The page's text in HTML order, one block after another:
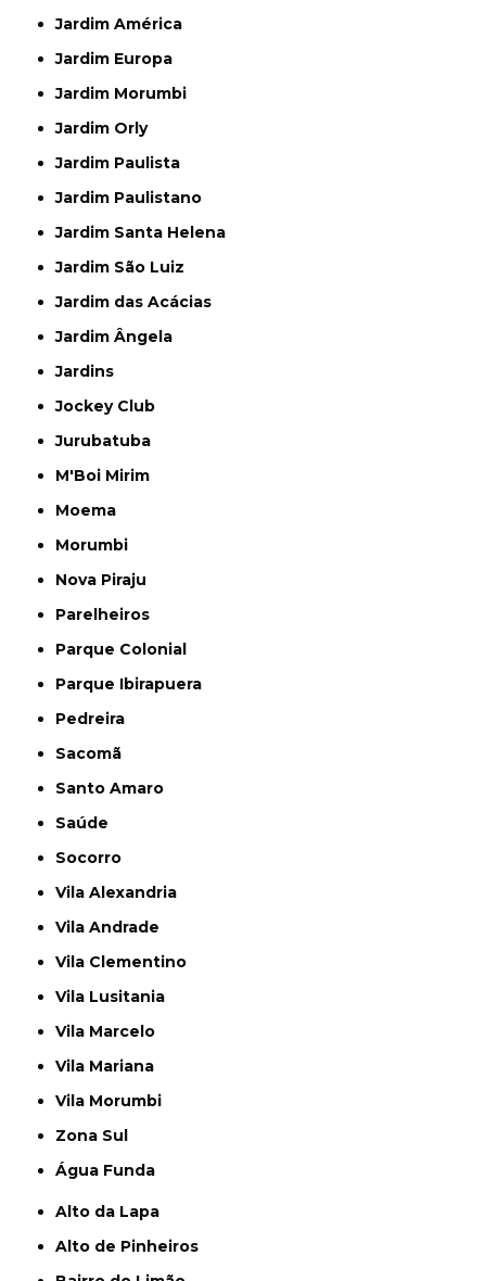
Jardim América
Jardim Europa
Jardim Morumbi
Jardim Orly
Jardim Paulista
Jardim Paulistano
Jardim Santa Helena
Jardim São Luiz
Jardim das Acácias
Jardim Ângela
Jardins
Jockey Club
Jurubatuba
M'Boi Mirim
Moema
Morumbi
Nova Piraju
Parelheiros
Parque Colonial
Parque Ibirapuera
Pedreira
Sacomã
Santo Amaro
Saúde
Socorro
Vila Alexandria
Vila Andrade
Vila Clementino
Vila Lusitania
Vila Marcelo
Vila Mariana
Vila Morumbi
Zona Sul
Água Funda
Alto da Lapa
Alto de Pinheiros